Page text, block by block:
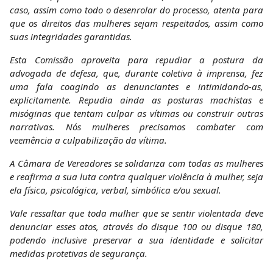
caso, assim como todo o desenrolar do processo, atenta para
que os direitos das mulheres sejam respeitados, assim como
suas integridades garantidas.
Esta Comissão aproveita para repudiar a postura da
advogada de defesa, que, durante coletiva à imprensa, fez
uma fala coagindo as denunciantes e intimidando-as,
explicitamente. Repudia ainda as posturas machistas e
misóginas que tentam culpar as vítimas ou construir outras
narrativas. Nós mulheres precisamos combater com
veemência a culpabilização da vítima.
A Câmara de Vereadores se solidariza com todas as mulheres
e reafirma a sua luta contra qualquer violência à mulher, seja
ela física, psicológica, verbal, simbólica e/ou sexual.
Vale ressaltar que toda mulher que se sentir violentada deve
denunciar esses atos, através do disque 100 ou disque 180,
podendo inclusive preservar a sua identidade e solicitar
medidas protetivas de segurança.